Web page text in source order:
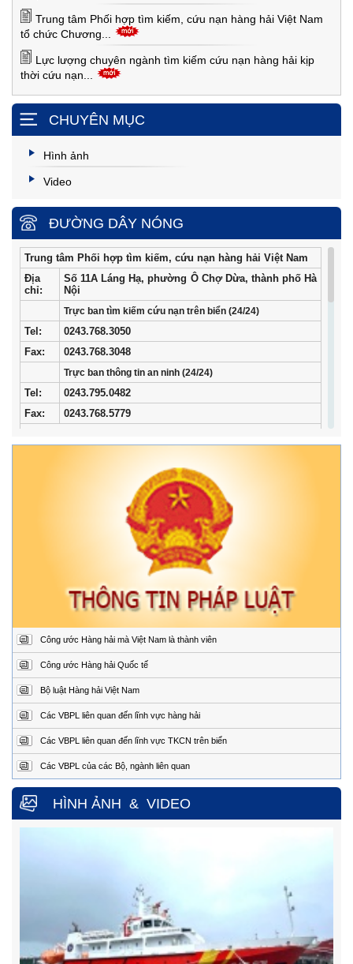
Trung tâm Phối hợp tìm kiếm, cứu nạn hàng hải Việt Nam
tổ chức Chương...
Lực lượng chuyên ngành tìm kiếm cứu nạn hàng hải kịp
thời cứu nạn...
CHUYÊN MỤC
Hình ảnh
Video
ĐƯỜNG DÂY NÓNG
Trung tâm Phối hợp tìm kiếm, cứu nạn hàng hải Việt Nam
Địa
chỉ:
Số 11A Láng Hạ, phường Ô Chợ Dừa, thành phố Hà
Nội
Trực ban tìm kiếm cứu nạn trên biển (24/24)
Tel:
0243.768.3050
Fax:
0243.768.3048
Trực ban thông tin an ninh (24/24)
Tel:
0243.795.0482
Fax:
0243.768.5779
02253.759.508 (24/24h)
02253.759.507
Trung tâm Phối hợp tìm kiếm, cứu nạn hàng hải khu vực II
Đường Hoàng Sa, Phường Sơn Trà, thành phố Đà
02363.924.957 (24/24h)
Trung tâm Phối hợp tìm kiếm, cứu nạn hàng hải khu vực III
Địa
chỉ:
1151/45 Đường 30 tháng 4, Phường Phước Thắng,
thành phố Hồ Chí Minh.
Điện
thoại:
0254.3850.950 (24/24h)
Fax:
0254.3810.353
Trung tâm Phối hợp tìm kiếm, cứu nạn hàng hải khu vực IV
Địa
chỉ
Số 65, đường Nguyễn Văn Linh, phường Nam Nha
Trang, tỉnh Khánh Hòa.
Điện
thoại:
0258.3880.373(24/24h)
Công ước Hàng hải mà Việt Nam là thành viên
Công ước Hàng hải Quốc tế
Bộ luật Hàng hải Việt Nam
Các VBPL liên quan đến lĩnh vực hàng hải
Các VBPL liên quan đến lĩnh vực TKCN trên biển
Các VBPL của các Bộ, ngành liên quan
HÌNH ẢNH & VIDEO